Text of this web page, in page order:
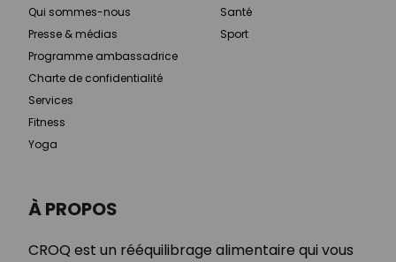
À PROPOS
CROQ est un rééquilibrage alimentaire qui vous
Qui sommes-nous
Presse & médias
Programme ambassadrice
Charte de confidentialité
Services
Fitness
Yoga
Santé
Sport